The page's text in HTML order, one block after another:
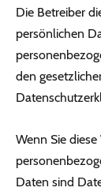
Die Betreiber
persönlichen
den
Wenn Sie
Daten sind